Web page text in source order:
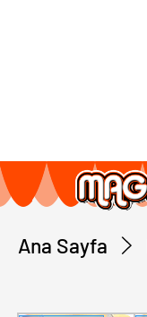
Ana Sayfa